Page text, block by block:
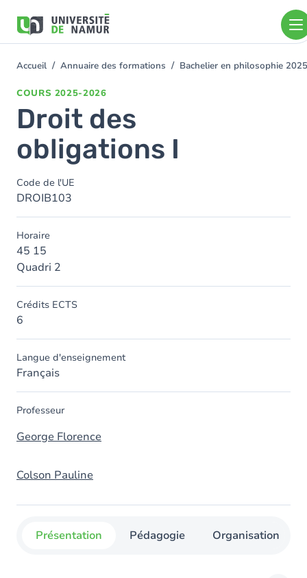
contenu
You
Accueil Annuaire des formations Bachelier en philosophie
COURS 2025-2026
Droit des
obligations I
Code de l'UE
DROIB103
Horaire
45 15
Quadri 2
Crédits ECTS
6
Langue d'enseignement
Français
Professeur
George Florence
Colson Pauline
Présentation Pédagogie Organisation